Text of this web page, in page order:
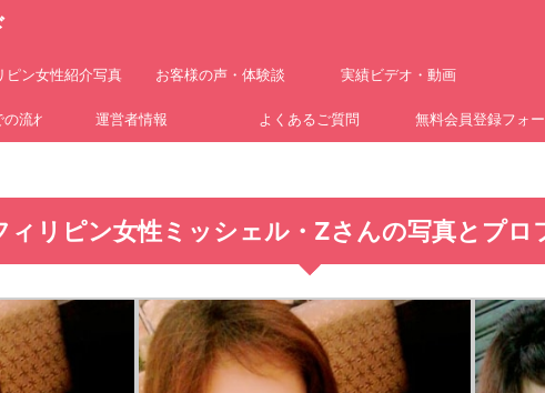
ピン女性紹介写真 お客様の声・体験談 実績ビデオ・動画
流れ 運営者情報 よくあるご質問 無料会員登録フォ
ィリピン女性ミッシェル・Zさんの写真とプロ